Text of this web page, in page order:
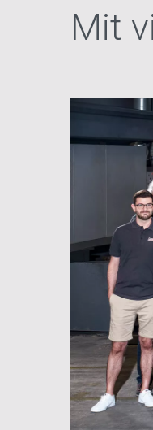
Mit